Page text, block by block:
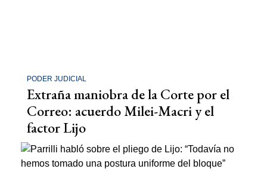
PODER JUDICIAL
Extraña maniobra de la Corte por el
Correo: acuerdo Milei-Macri y el
factor Lijo